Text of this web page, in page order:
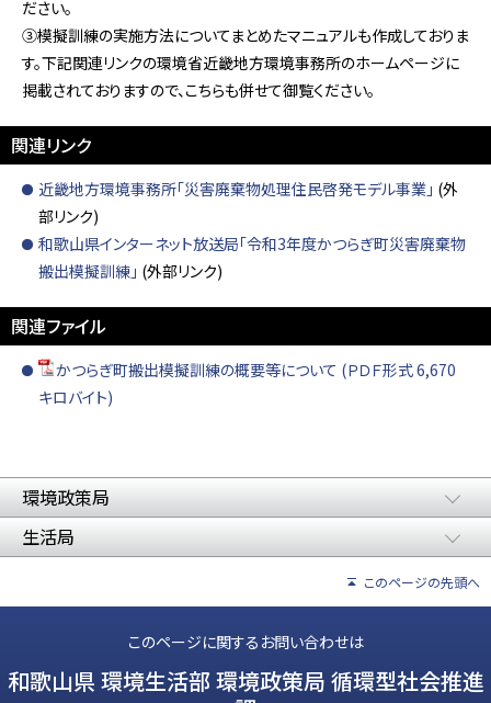
ださい。
③模擬訓練の実施方法についてまとめたマニュアルも作成しておりま
す。下記関連リンクの環境省近畿地方環境事務所のホームページに
掲載されておりますので、こちらも併せて御覧ください。
関連リンク
近畿地方環境事務所「災害廃棄物処理住民啓発モデル事業」 (外
部リンク)
和歌山県インターネット放送局「令和3年度かつらぎ町災害廃棄物
搬出模擬訓練」 (外部リンク)
関連ファイル
かつらぎ町搬出模擬訓練の概要等について (ＰＤＦ形式 6,670
キロバイト)
環境政策局
生活局
このページの先頭へ
このページに関するお問い合わせは
和歌山県 環境生活部 環境政策局 循環型社会推進